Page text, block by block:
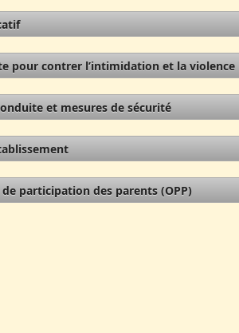
pour contrer l’intimidation et la violence
et mesures de sécurité
participation des parents (OPP)